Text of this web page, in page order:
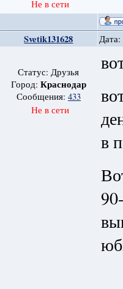
Не в сети
Svetik131628
Статус: Друзья
Город: Краснодар
Сообщения: 433
Не в сети
в